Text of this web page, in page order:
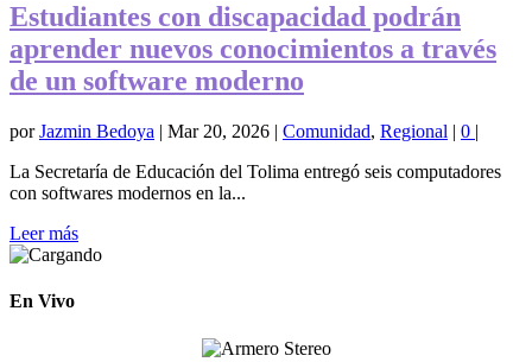
Estudiantes con discapacidad podrán
aprender nuevos conocimientos a través
de un software moderno
porJazmin Bedoya | Mar 20, 2026 | Comunidad, Regional | 0 |
La Secretaría de Educación del Tolima entregó seis computadores
con softwares modernos en la...
Leer más
En Vivo